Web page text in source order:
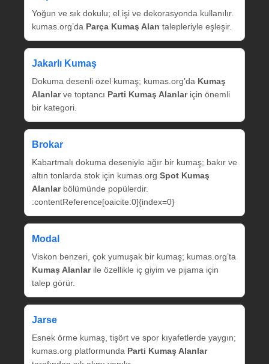
Yoğun ve sık dokulu; el işi ve dekorasyonda kullanılır.
kumas.org’da Parça Kumaş Alan talepleriyle eşleşir.
Jakarlı Kumaş
Dokuma desenli özel kumaş; kumas.org’da Kumaş
Alanlarve toptancı Parti Kumaş Alanlariçin önemli
bir kategori.
Brokar
Kabartmalı dokuma deseniyle ağır bir kumaş; bakır ve
altın tonlarda stok için kumas.org Spot Kumaş
Alanlarbölümünde popülerdir.
:contentReference[oaicite:0]{index=0}
Modal
Viskon benzeri, çok yumuşak bir kumaş; kumas.org’ta
Kumaş Alanlarile özellikle iç giyim ve pijama için
talep görür.
Jarse
Esnek örme kumaş, tişört ve spor kıyafetlerde yaygın;
kumas.org platformunda Parti Kumaş Alanlar